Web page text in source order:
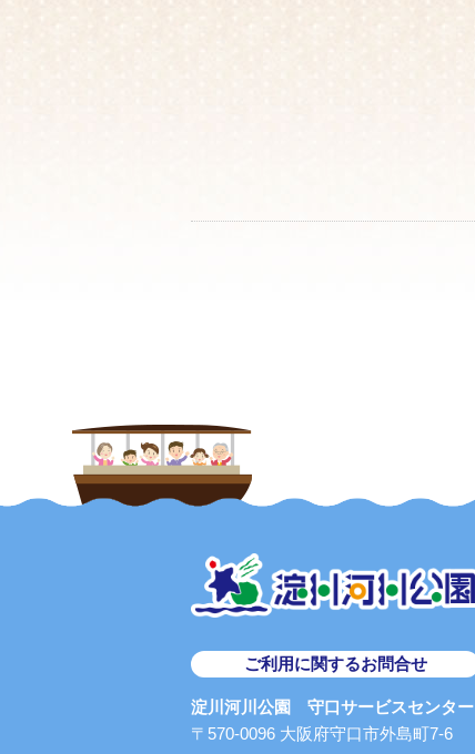
ご利用に関するお問合せ
淀川河川公園 守口サービスセンター
〒570-0096 大阪府守口市外島町7-6